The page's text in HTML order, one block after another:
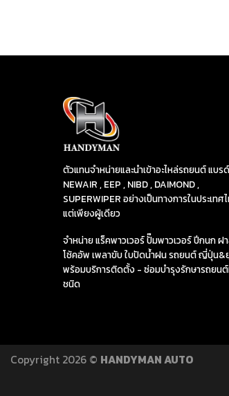
ตัวแทนจำหน่ายและนำเข้าอะไหล่รถยนต์ แบรด์
NEWAIR , EEP , NIBD , DAIMOND ,
SUPERWIPER อย่างเป็นทางการในประเทศ
แต่เพียงผู้เดียว
จำหน่าย แร็คพาวเวอร์ ปั๊มพาวเวอร์ ปีกนก ฝ
โช้คอัพ เพลาขับ ใบปัดน้ำฝน รถยนต์ ญี่ปุ่น&
พร้อมบริการติดตั้ง - ซ่อมบำรุงรักษารถยน
ชนิด
Copyright 2026 © HANDYMAN AUTO